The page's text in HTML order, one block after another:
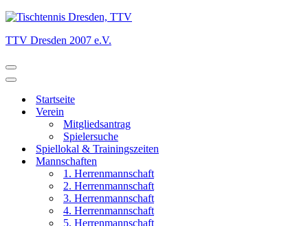
TTV Dresden 2007 e.V.
Navigationsmenü
Navigationsmenü
Startseite
Verein
Mitgliedsantrag
Spielersuche
Spiellokal & Trainingszeiten
Mannschaften
1. Herrenmannschaft
2. Herrenmannschaft
3. Herrenmannschaft
4. Herrenmannschaft
5. Herrenmannschaft